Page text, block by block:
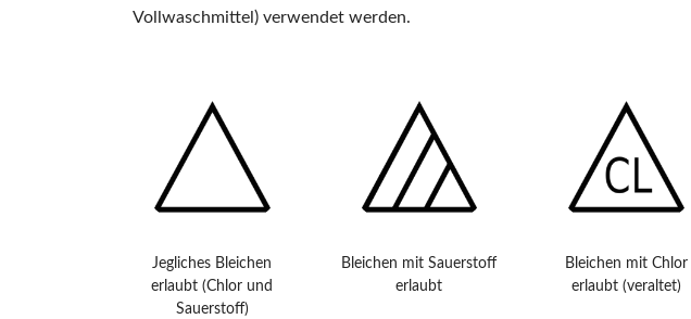
Vollwaschmittel) verwendet werden.
Jegliches Bleichen
erlaubt (Chlor und
Sauerstoff)
Bleichen mit Sauerstoff
erlaubt
Bleichen mit Chlor
erlaubt (veraltet)